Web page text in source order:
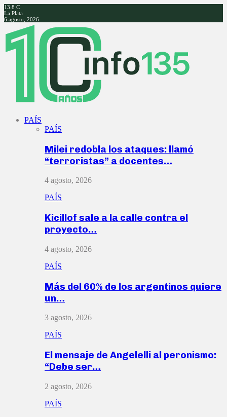
13.8 C
La Plata
6 agosto, 2026
Facebook
Twitter
Instagram
Youtube
PAÍS
PAÍS
Milei redobla los ataques: llamó
“terroristas” a docentes…
4 agosto, 2026
PAÍS
Kicillof sale a la calle contra el
proyecto…
4 agosto, 2026
PAÍS
Más del 60% de los argentinos quiere
un…
3 agosto, 2026
PAÍS
El mensaje de Angelelli al peronismo:
“Debe ser…
2 agosto, 2026
PAÍS